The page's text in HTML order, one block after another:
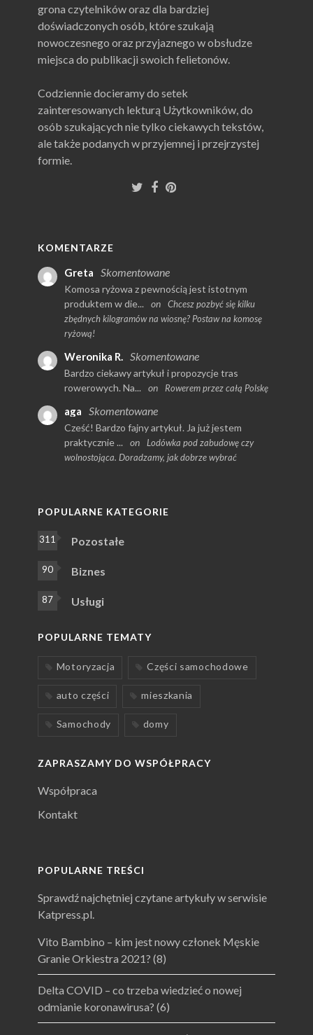
grona czytelników oraz dla bardziej
doświadczonych osób, które szukają
nowoczesnego oraz przyjaznego w obsłudze
miejsca do publikacji swoich felietonów.
Codziennie docieramy do setek
zainteresowanych lekturą Użytkowników, do
osób szukających nie tylko ciekawych tekstów,
ale także podanych w przyjemnej i przejrzystej
formie.
KOMENTARZE
Greta Skomentowane
Komosa ryżowa z pewnością jest istotnym
produktem w die...
on
Chcesz pozbyć się kilku
zbędnych kilogramów na wiosnę? Postaw na komosę
ryżową!
Weronika R. Skomentowane
Bardzo ciekawy artykuł i propozycje tras
rowerowych. Na...
on Rowerem przez całą Polskę
aga Skomentowane
Cześć! Bardzo fajny artykuł. Ja już jestem
praktycznie ...
on
Lodówka pod zabudowę czy
wolnostojąca. Doradzamy, jak dobrze wybrać
POPULARNE KATEGORIE
311 Pozostałe
90 Biznes
87 Usługi
POPULARNE TEMATY
Motoryzacja Części samochodowe
auto części mieszkania
Samochody domy
ZAPRASZAMY DO WSPÓŁPRACY
Współpraca
Kontakt
POPULARNE TREŚCI
Sprawdź najchętniej czytane artykuły w serwisie
Katpress.pl.
Vito Bambino – kim jest nowy członek Męskie
Granie Orkiestra 2021? (8)
Delta COVID – co trzeba wiedzieć o nowej
odmianie koronawirusa? (6)